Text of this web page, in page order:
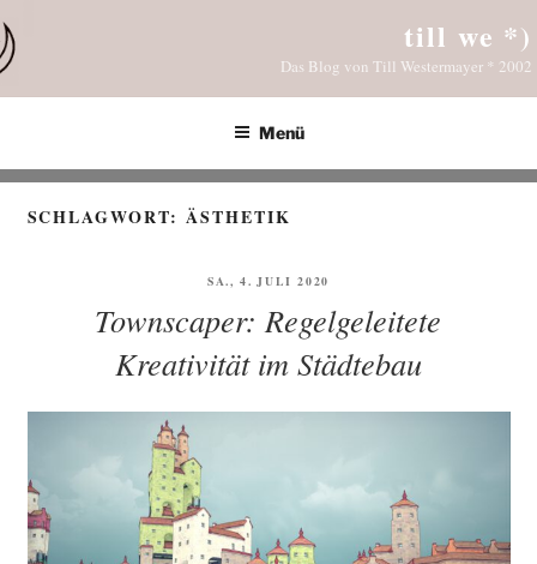
Inhalt
springen
till we *)
Das Blog von Till Westermayer * 2002
Menü
SCHLAGWORT:ÄSTHETIK
VERÖFFENTLICHT
SA., 4. JULI 2020
Townscaper: Regelgeleitete
Kreativität im Städtebau